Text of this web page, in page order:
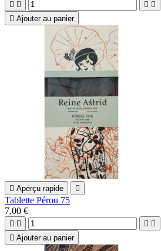
   
 Ajouter au panier
 Aperçu rapide 
Tablette Pérou 75
7,00 €
   
 Ajouter au panier